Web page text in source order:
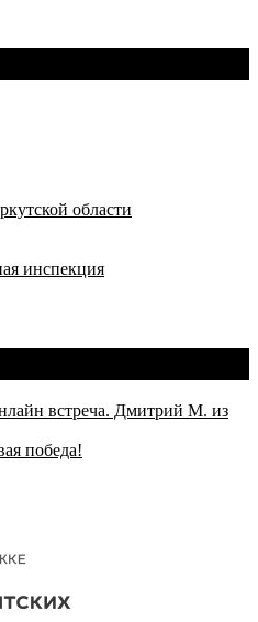
области
инспекция
встреча. Дмитрий М. из
победа!